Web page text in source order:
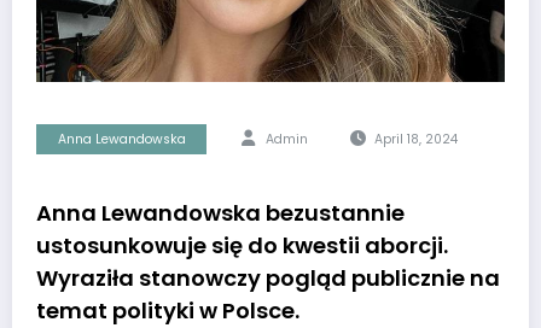
Anna Lewandowska Admin April 18, 2024
Anna Lewandowska bezustannie
ustosunkowuje się do kwestii aborcji.
Wyraziła stanowczy pogląd publicznie na
temat polityki w Polsce.